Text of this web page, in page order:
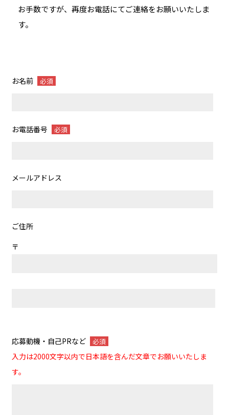
お手数ですが、再度お電話にてご連絡をお願いいたしま
す。
お名前 必須
お電話番号 必須
メールアドレス
ご住所
〒
応募動機・自己PRなど 必須
入力は2000文字以内で日本語を含んだ文章でお願いいたしま
す。